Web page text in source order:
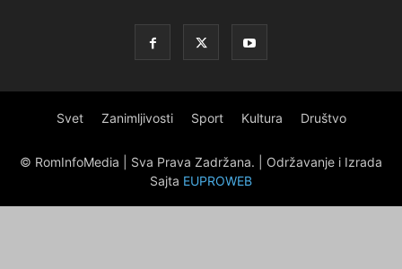
Svet Zanimljivosti Sport Kultura Društvo
© RomInfoMedia | Sva Prava Zadržana. | Održavanje i Izrada
Sajta EUPROWEB